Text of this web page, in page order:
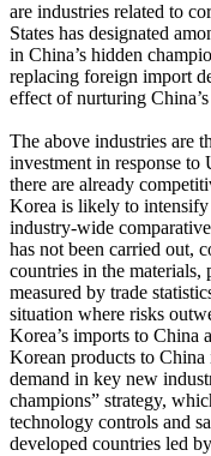
are industries related to
States has designated
in China’s hidden
replacing foreign import
effect of nurturing
The above industries are
investment in response to
there are already
Korea is likely to
industry-wide
has not been carried out,
countries in the materials,
measured by trade
situation where risks
Korea’s imports to China
Korean products to
demand in key new
champions” strategy,
technology controls and
developed countries led